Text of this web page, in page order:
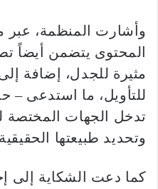
وأشارت المنظمة، عبر
المحتوى يتضمن أيضاً
مثيرة للجدل، إضافة
للتأويل، ما استدعى
تدخل الجهات المختصة
وتحديد طبيعتها
كما دعت الشكاية إلى